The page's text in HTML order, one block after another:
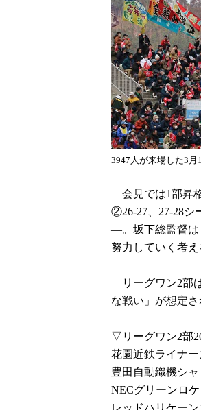
3947人が来場した3
会見では1部昇
②26-27、27-28シ
―。坂下総監督は
努力していく考え
リーグワン2部
な戦い」が想定さ
▽リーグワン2部
花園近鉄ライナー
豊田自動織機シャ
NECグリーンロケ